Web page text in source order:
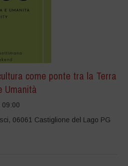
come ponte tra la Terra
Umanità
09:00
06061 Castiglione del Lago PG